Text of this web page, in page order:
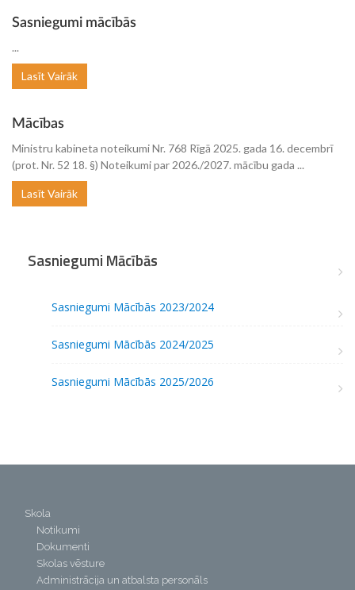
Sasniegumi mācībās
...
Lasīt Vairāk
Mācības
Ministru kabineta noteikumi Nr. 768 Rīgā 2025. gada 16. decembrī
(prot. Nr. 52 18. §) Noteikumi par 2026./2027. mācību gada ...
Lasīt Vairāk
Sasniegumi Mācībās
Sasniegumi Mācībās 2023/2024
Sasniegumi Mācībās 2024/2025
Sasniegumi Mācībās 2025/2026
Skola
Notikumi
Dokumenti
Skolas vēsture
Administrācija un atbalsta personāls